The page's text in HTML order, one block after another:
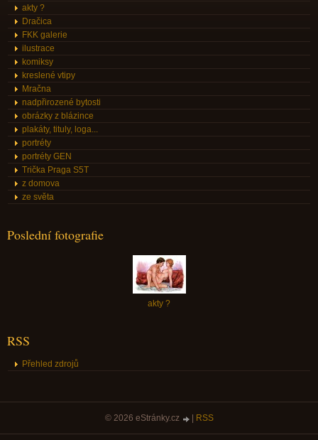
akty ?
Dračica
FKK galerie
ilustrace
komiksy
kreslené vtipy
Mračna
nadpřirozené bytosti
obrázky z blázince
plakáty, tituly, loga...
portréty
portréty GEN
Trička Praga S5T
z domova
ze světa
Poslední fotografie
akty ?
RSS
Přehled zdrojů
© 2026 eStránky.cz RSS